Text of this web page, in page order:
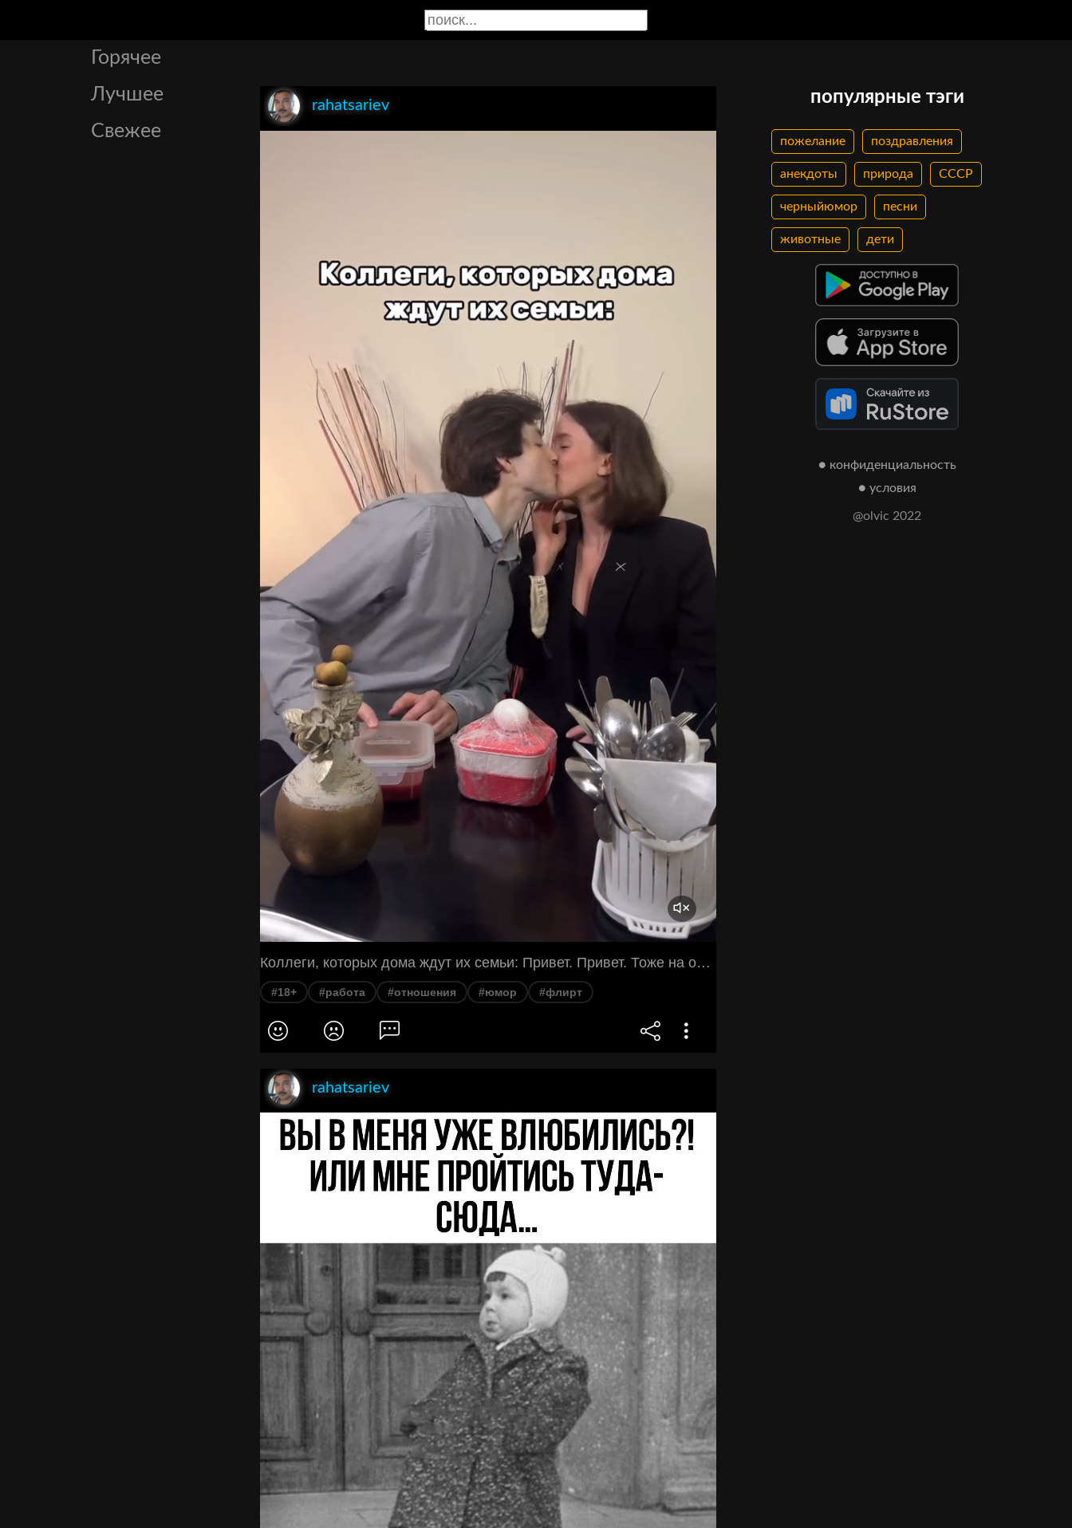
Горячее
Лучшее
Свежее
rahatsariev
Коллеги, которых дома ждут их семьи: Привет. Привет. Тоже на обед пришла? Да. Я тебе борщ принесла. Мне? Да. Я смотрю, ты каждый день с одним и тем же ходишь, у тебя макароны, сосиски, а мужчине нужно мясо. Мясо? Ну, слушай, это по-коллегски. Это прямо по-коллегски. Можно я тебя за это в щёчку поцелую? А? Можно? Давай. Ой, ну. Ну хитрица,
#18+ #работа #отношения #юмор #флирт
rahatsariev
популярные тэги
пожелание поздравления
анекдоты природа СССР
черныйюмор песни
животные дети
● конфиденциальность
● условия
@olvic 2022